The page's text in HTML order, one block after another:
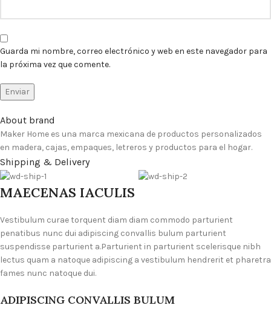
Guarda mi nombre, correo electrónico y web en este navegador para
la próxima vez que comente.
About brand
Maker Home es una marca mexicana de productos personalizados
en madera, cajas, empaques, letreros y productos para el hogar.
Shipping & Delivery
MAECENAS IACULIS
Vestibulum curae torquent diam diam commodo parturient
penatibus nunc dui adipiscing convallis bulum parturient
suspendisse parturient a.Parturient in parturient scelerisque nibh
lectus quam a natoque adipiscing a vestibulum hendrerit et pharetra
fames nunc natoque dui.
ADIPISCING CONVALLIS BULUM